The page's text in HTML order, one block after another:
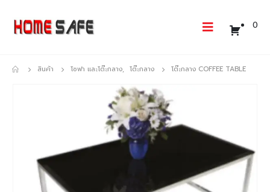
0
สินค้า โซฟา และโต๊ะกลาง, โต๊ะกลาง โต๊ะกลาง COFFEE TABLE